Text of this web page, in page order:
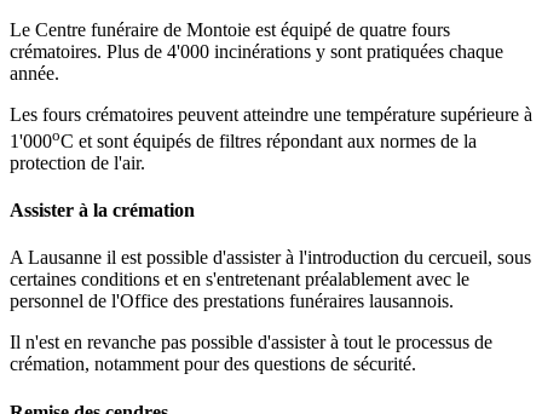
Le Centre funéraire de Montoie est équipé de quatre fours
crématoires. Plus de 4'000 incinérations y sont pratiquées chaque
année.
Les fours crématoires peuvent atteindre une température supérieure à
1'000oC et sont équipés de filtres répondant aux normes de la
protection de l'air.
Assister à la crémation
A Lausanne il est possible d'assister à l'introduction du cercueil, sous
certaines conditions et en s'entretenant préalablement avec le
personnel de l'Office des prestations funéraires lausannois.
Il n'est en revanche pas possible d'assister à tout le processus de
crémation, notamment pour des questions de sécurité.